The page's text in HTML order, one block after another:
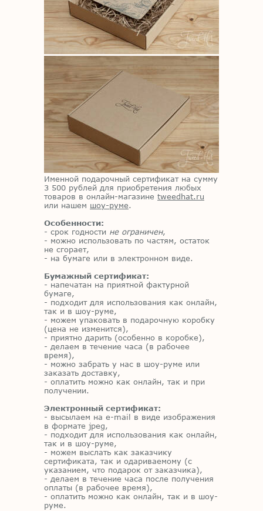
Именной подарочный сертификат на сумму
3 500 рублей для приобретения любых
товаров в онлайн-магазине tweedhat.ru
или нашем шоу-руме.
Особенности:
- срок годности не ограничен,
- можно использовать по частям, остаток
не сгорает,
- на бумаге или в электронном виде.
Бумажный сертификат:
- напечатан на приятной фактурной
бумаге,
- подходит для использования как онлайн,
так и в шоу-руме,
- можем упаковать в подарочную коробку
(цена не изменится),
- приятно дарить (особенно в коробке),
- делаем в течение часа (в рабочее
время),
- можно забрать у нас в шоу-руме или
заказать доставку,
- оплатить можно как онлайн, так и при
получении.
Электронный сертификат:
- высылаем на e-mail в виде изображения
в формате jpeg,
- подходит для использования как онлайн,
так и в шоу-руме,
- можем выслать как заказчику
сертификата, так и одариваемому (с
указанием, что подарок от заказчика),
- делаем в течение часа после получения
оплаты (в рабочее время),
- оплатить можно как онлайн, так и в шоу-
руме.